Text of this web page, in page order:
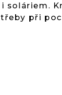
soláriem.
při